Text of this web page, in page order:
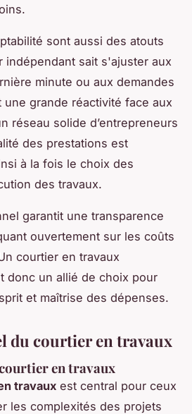
sont aussi des atouts
indépendant sait s'ajuster aux
minute ou aux demandes
grande réactivité face aux
réseau solide d’entrepreneurs
des prestations est
à la fois le choix des
des travaux.
garantit une transparence
ouvertement sur les coûts
courtier en travaux
donc un allié de choix pour
et maîtrise des dépenses.
du courtier en travaux
en travaux
travaux est central pour ceux
les complexités des projets